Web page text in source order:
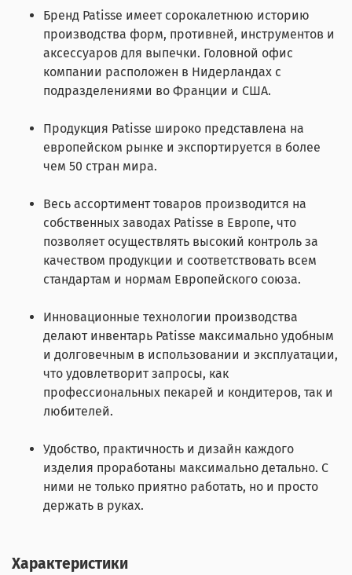
Бренд Patisse имеет сорокалетнюю историю
производства форм, противней, инструментов и
аксессуаров для выпечки. Головной офис
компании расположен в Нидерландах с
подразделениями во Франции и США.
Продукция Patisse широко представлена на
европейском рынке и экспортируется в более
чем 50 стран мира.
Весь ассортимент товаров производится на
собственных заводах Patisse в Европе, что
позволяет осуществлять высокий контроль за
качеством продукции и соответствовать всем
стандартам и нормам Европейского союза.
Инновационные технологии производства
делают инвентарь Patisse максимально удобным
и долговечным в использовании и эксплуатации,
что удовлетворит запросы, как
профессиональных пекарей и кондитеров, так и
любителей.
Удобство, практичность и дизайн каждого
изделия проработаны максимально детально. С
ними не только приятно работать, но и просто
держать в руках.
Характеристики